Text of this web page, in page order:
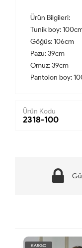
Ürün Bilgileri:
Tunik boy:
Göğüs: 106cm
Pazu: 39cm
Omuz: 39cm
Pantolon boy:
Ürün Kodu
2318-100
KARGO